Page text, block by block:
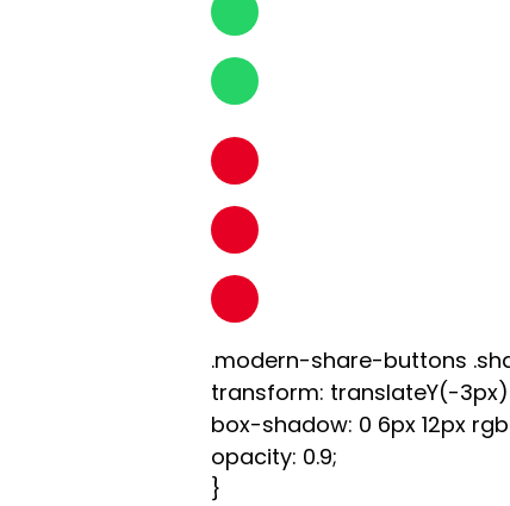
.modern-share-buttons
transform: translateY(-
box-shadow: 0 6px 12px
opacity: 0.9;
}